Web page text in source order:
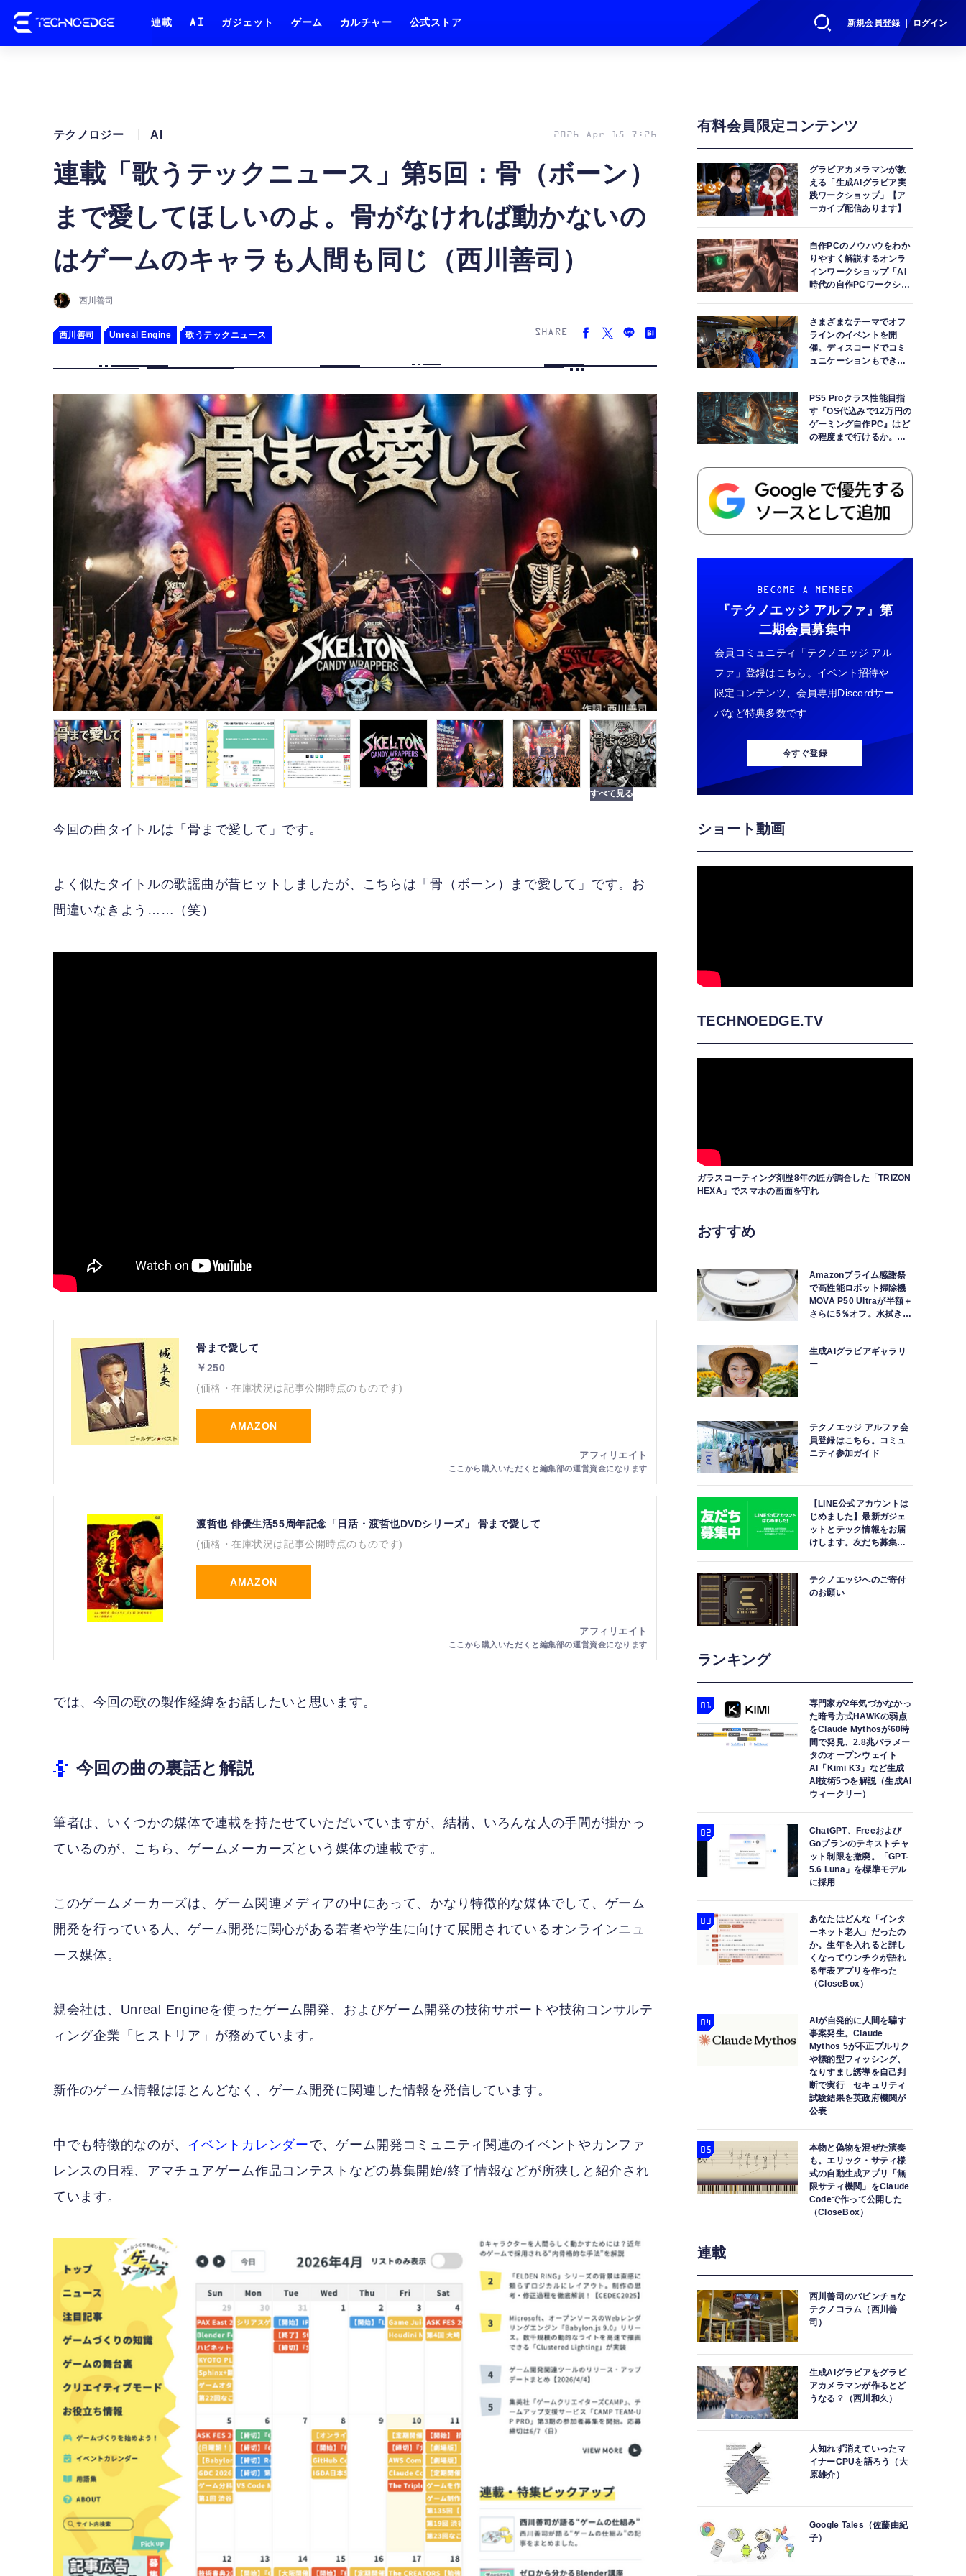
新規会員登録 ｜ ログイン
連載 AI ガジェット ゲーム カルチャー 公式ストア
連載「歌うテックニュース」第5回：骨（ボーン）
まで愛してほしいのよ。骨がなければ動かないの
はゲームのキャラも人間も同じ（西川善司）
テクノロジー AI 2026 Apr 15 7:26
西川善司
西川善司 Unreal Engine 歌うテックニュース SHARE
今回の曲タイトルは「骨まで愛して」です。
よく似たタイトルの歌謡曲が昔ヒットしましたが、こちらは「骨（ボーン）まで愛して」です。お
間違いなきよう……（笑）
骨まで愛して
￥250
(価格・在庫状況は記事公開時点のものです)
AMAZON
渡哲也 俳優生活55周年記念「日活・渡哲也DVDシリーズ」 骨まで愛して
(価格・在庫状況は記事公開時点のものです)
AMAZON
では、今回の歌の製作経緯をお話したいと思います。
今回の曲の裏話と解説
筆者は、いくつかの媒体で連載を持たせていただいていますが、結構、いろんな人の手間が掛かっ
ているのが、こちら、ゲームメーカーズという媒体の連載です。
このゲームメーカーズは、ゲーム関連メディアの中にあって、かなり特徴的な媒体でして、ゲーム
開発を行っている人、ゲーム開発に関心がある若者や学生に向けて展開されているオンラインニュ
ース媒体。
親会社は、Unreal Engineを使ったゲーム開発、およびゲーム開発の技術サポートや技術コンサルテ
ィング企業「ヒストリア」が務めています。
新作のゲーム情報はほとんどなく、ゲーム開発に関連した情報を発信しています。
中でも特徴的なのが、 イベントカレンダーで、ゲーム開発コミュニティ関連のイベントやカンファ
レンスの日程、アマチュアゲーム作品コンテストなどの募集開始/終了情報などが所狭しと紹介され
ています。
有料会員限定コンテンツ
グラビアカメラマンが教
える「生成AIグラビア実
践ワークショップ」【ア
ーカイブ配信あります】
自作PCのノウハウをわか
りやすく解説するオンラ
インワークショップ「AI
時代の自作PCワークショ
さまざまなテーマでオフ
ラインのイベントを開
催。ディスコードでコミ
ュニケーションもできま
PS5 Proクラス性能目指
す『OS代込みで12万円の
ゲーミング自作PC』はど
の程度まで行けるか。
BECOME A MEMBER
『テクノエッジ アルファ』 第
二期会員募集中
会員コミュニティ「テクノエッジ アル
ファ」登録はこちら。イベント招待や
限定コンテンツ、会員専用Discordサー
バなど特典多数です
今すぐ登録
ショート動画
TECHNOEDGE.TV
ガラスコーティング剤歴8年の匠が調合した「TRIZON
HEXA」でスマホの画面を守れ
おすすめ
Amazonプライム感謝祭
で高性能ロボット掃除機
MOVA P50 Ultraが半額＋
さらに5％オフ。水拭きモ
生成AIグラビアギャラリ
ー
テクノエッジ アルファ会
員登録はこちら。コミュ
ニティ参加ガイド
【LINE公式アカウントは
じめました】最新ガジェ
ットとテック情報をお届
けします。友だち募集
テクノエッジへのご寄付
のお願い
ランキング
専門家が2年気づかなかっ
た暗号方式HAWKの弱点
をClaude Mythosが60時
間で発見、2.8兆パラメー
タのオープンウェイト
AI「Kimi K3」など生成
AI技術5つを解説（生成AI
ウィークリー）
ChatGPT、Freeおよび
Goプランのテキストチャ
ット制限を撤廃。「GPT-
5.6 Luna」を標準モデル
に採用
あなたはどんな「インタ
ーネット老人」だったの
か。生年を入れると詳し
くなってウンチクが語れ
る年表アプリを作った
（CloseBox）
AIが自発的に人間を騙す
事案発生。Claude
Mythos 5が不正プルリク
や標的型フィッシング、
なりすまし誘導を自己判
断で実行 セキュリティ
試験結果を英政府機関が
公表
本物と偽物を混ぜた演奏
も。エリック・サティ様
式の自動生成アプリ「無
限サティ機関」をClaude
Codeで作って公開した
（CloseBox）
連載
西川善司のバビンチョな
テクノコラム（西川善
司）
生成AIグラビアをグラビ
アカメラマンが作るとど
うなる？（西川和久）
人知れず消えていったマ
イナーCPUを語ろう（大
原雄介）
Google Tales（佐藤由紀
子）